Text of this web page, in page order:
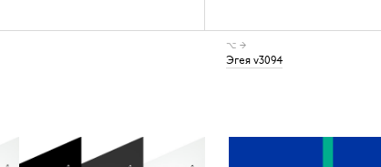
⌥ →
Эгея v3094